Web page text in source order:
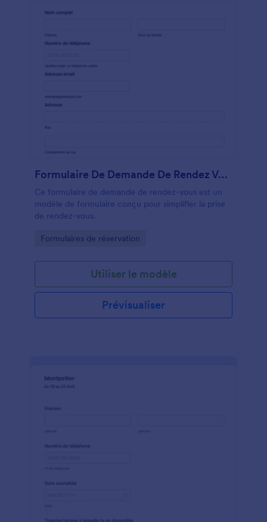
Formulaire De Demande De Rendez Vous
Ce formulaire de demande de rendez-vous est un
modèle de formulaire conçu pour simplifier la prise
de rendez-vous.
Go to Category:
Formulaires de réservation
Utiliser le modèle
Prévisualiser